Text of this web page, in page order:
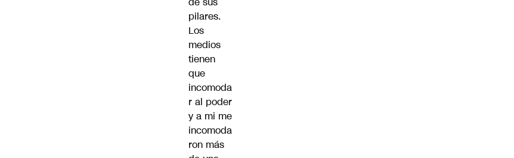
pilares.
Los
medios
tienen
que
incomoda
r al poder
y a mi me
incomoda
ron más